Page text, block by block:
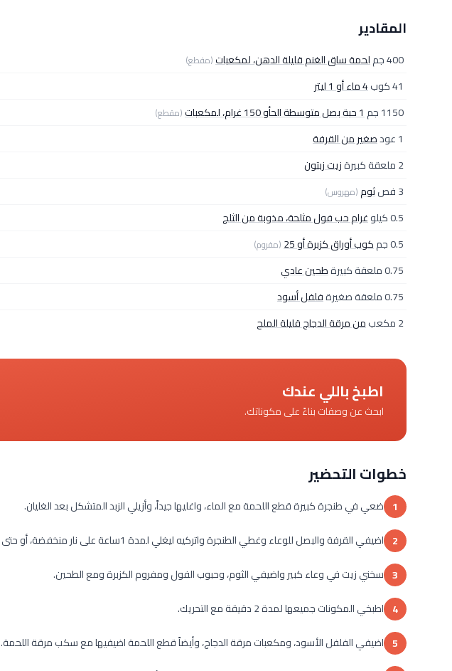
المقادير
400 جم لحمة ساق الغنم قليلة الدهن، لمكعبات(مقطع)
41 كوب
4 ماء أو 1 ليتر
1150 جم
1 حبة بصل متوسطة الحأو 150 غرام، لمكعبات (مقطع)
1 عود
صغير من القرفة
2 ملعقة كبيرة
زيت زبتون
3 فص
ثوم(مهروس)
0.5 كيلو
غرام حب فول مثلحة، مذوبة من الثلج
0.5 جم
كوب أوراق كزبرة أو 25 (مفروم)
0.75 ملعقة كبيرة
طحين عادي
0.75 ملعقة صغيرة
فلفل أسود
2 مكعب
من مرقة الدجاج قليلة الملح
اطبخ باللي عندك
ابحث عن وصفات بناءً على مكوناتك.
خطوات التحضير
1 ضعي في طنجرة كبيرة قطع اللحمة مع الماء، واغليها جيداً، وأزيلي الزبد المتشكل بعد الغليان.
2 اضيفي القرفة والبصل للوعاء وغطي الطنجرة واتركيه ليغلي لمدة 1ساعة على نار منخفضة، أو حتى تصبح اللحمة ناضجة.
3 سخني زيت في وعاء كبير واضيفي الثوم، وحبوب الفول ومفروم الكزبرة ومع الطحين.
4 اطبخي المكونات جميعها لمدة 2 دقيقة مع التحريك.
5 اضيفي الفلفل الأسود، ومكعبات مرقة الدجاج، وأيضاً قطع اللحمة اضيفيها مع سكب مرقة اللحمة.